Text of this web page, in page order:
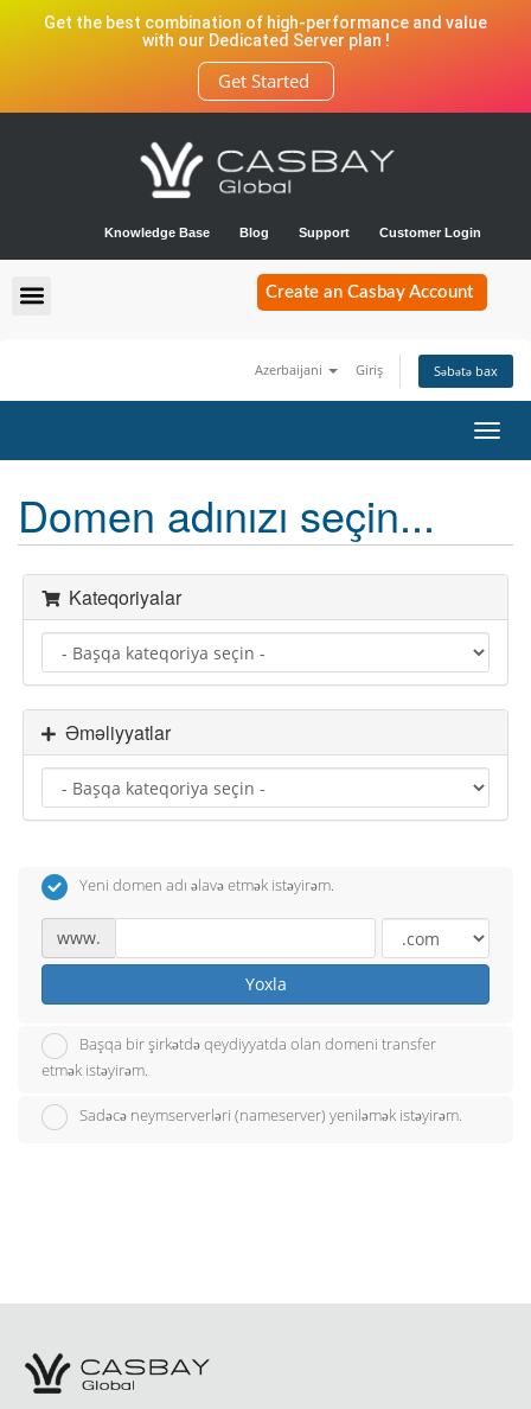
Get the best combination of high-performance and value
with our Dedicated Server plan !
Get Started
Knowledge Base Blog Support Customer Login
Create an Casbay Account
Azerbaijani Giriş Səbətə bax
keçid
Domen adınızı seçin...
Kateqoriyalar
Əməliyyatlar
Yeni domen adı əlavə etmək istəyirəm.
www.
Yoxla
Başqa bir şirkətdə qeydiyyatda olan domeni transfer
etmək istəyirəm.
Sadəcə neymserverləri (nameserver) yeniləmək istəyirəm.